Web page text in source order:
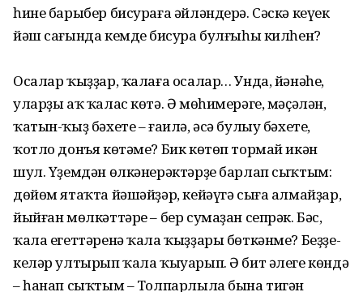
һине барыбер бисураға әйләндерә. Сәскә кеүек
йәш сағында кемдең бисура булғыһы килһен?
Осалар ҡыҙҙар, ҡалаға осалар… Ун­да, йәнәһе,
уларҙы аҡ ҡалас көтә. Ә мө­һимерәге, мәҫәлән,
ҡатын-ҡыҙ бәхете – ғаилә, әсә булыу бәхете,
ҡотло донъя көтәме? Бик көтөп тормай икән
шул. Үҙемдән өлкәнерәктәрҙе барлап сыҡ­тым:
дөйөм ятаҡта йәшәйҙәр, кейәү­гә сыға алмайҙар,
йыйған мөлкәттәре – бер сумаҙан сепрәк. Бәс,
ҡала егет­тәренә ҡала ҡыҙҙары бөткәнме? Беҙҙе­
келәр ултырып ҡала ҡыуарып. Ә бит әлеге көндә
– һанап сыҡтым – Толпар­лыла бына тигән